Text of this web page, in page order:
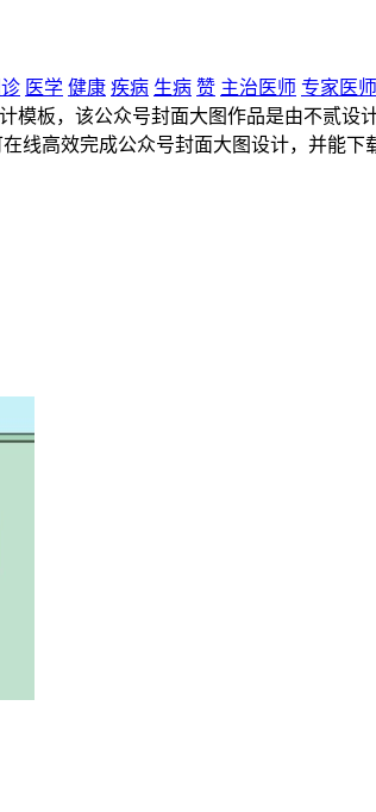
医学 健康 疾病 生病 赞 主治医师 专家医师
板，该公众号封面大图作品是由不贰设
线高效完成公众号封面大图设计，并能下